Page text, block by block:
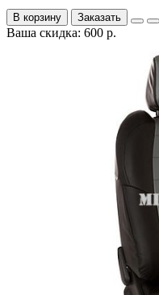
В корзину Заказать
Ваша скидка: 600 р.